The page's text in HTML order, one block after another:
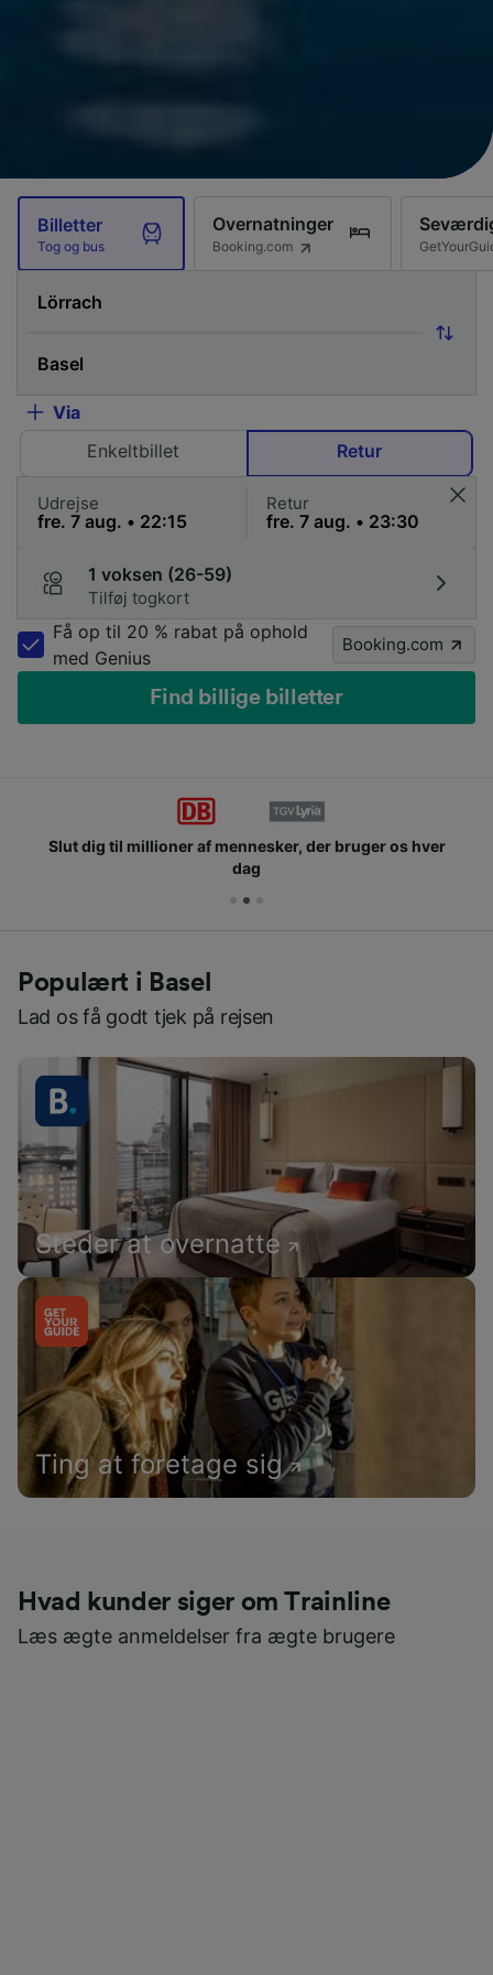
Billetter
Tog og bus
Overnatninger
Booking.com
Via
Enkeltbillet
Retur
Udrejse Retur
1 voksen (26-59)
Tilføj togkort
Få op til 20 % rabat på ophold
med Genius
Booking.com
Find billige billetter
Slut dig til millioner af mennesker, der bruger os hver
dag
Populært i Basel
Lad os få godt tjek på rejsen
Steder at overnatte
Ting at foretage sig
Hvad kunder siger om Trainline
Læs ægte anmeldelser fra ægte brugere